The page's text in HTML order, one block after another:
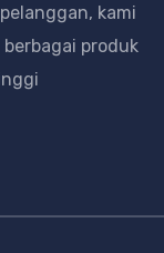
kami
produk